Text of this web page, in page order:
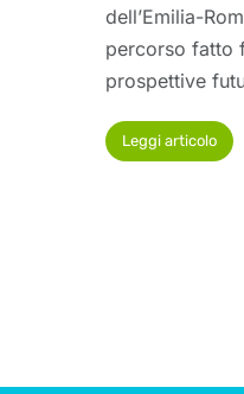
dell’Emilia-
percorso fatto
prospettive
Leggi articolo